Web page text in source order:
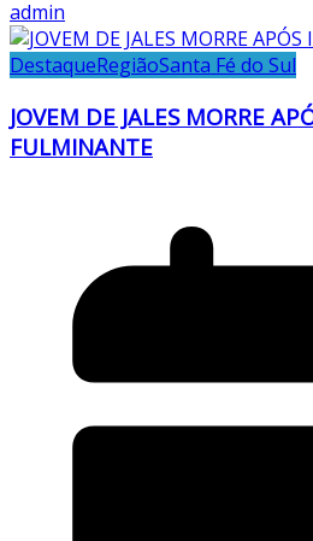
admin
DestaqueRegiãoSanta Fé do Sul
JOVEM DE JALES MORRE
FULMINANTE